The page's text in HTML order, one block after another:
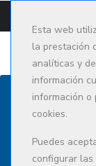
Esta web
la prestación
analíticas y
información
información o
cookies.
Puedes
configurar las
Contacto